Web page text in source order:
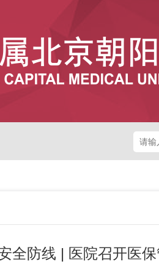
全防线 | 医院召开医